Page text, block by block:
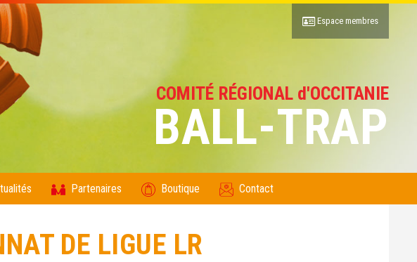
COMITÉ RÉGIONAL d'OCCITANIE
BALL-TRAP
Espace membres
Partenaires Boutique Contact
DE LIGUE LR